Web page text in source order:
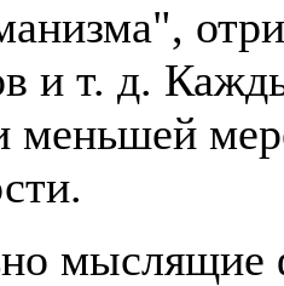
и т. д.
меньшей
мыслящие